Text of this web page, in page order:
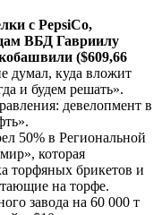
с PepsiCo,
ВБД Гавриилу
($609,66
думал, куда вложит
и будем решать».
девелопмент в
50% в Региональной
которая
торфяных брикетов и
на торфе.
завода на 60 000 т